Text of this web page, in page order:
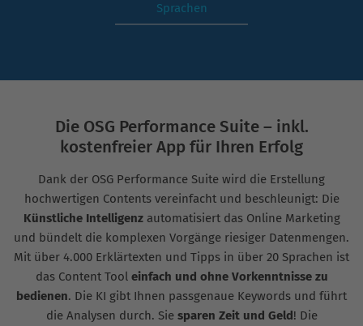
Sprachen
Die OSG Performance Suite – inkl.
kostenfreier App für Ihren Erfolg
Dank der OSG Performance Suite wird die Erstellung
hochwertigen Contents vereinfacht und beschleunigt: Die
Künstliche Intelligenzautomatisiert das Online Marketing
und bündelt die komplexen Vorgänge riesiger Datenmengen.
Mit über 4.000 Erklärtexten und Tipps in über 20 Sprachen ist
das Content Tool einfach und ohne Vorkenntnisse zu
bedienen. Die KI gibt Ihnen passgenaue Keywords und führt
die Analysen durch. Sie sparen Zeit und Geld! Die